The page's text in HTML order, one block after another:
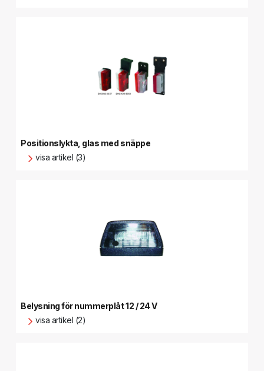
Positionslykta, glas med snäppe
visa artikel (3)
Belysning för nummerplåt 12 / 24 V
visa artikel (2)